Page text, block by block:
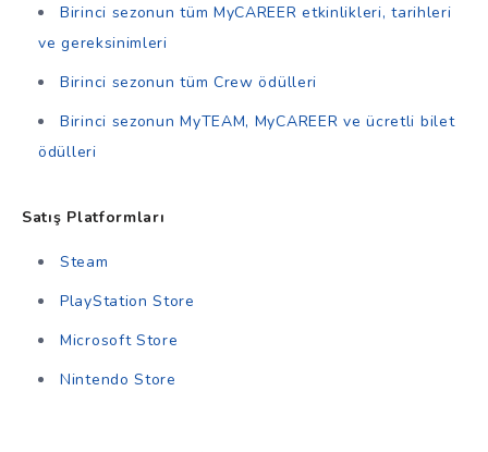
Birinci sezonun tüm MyCAREER etkinlikleri, tarihleri
ve gereksinimleri
Birinci sezonun tüm Crew ödülleri
Birinci sezonun MyTEAM, MyCAREER ve ücretli bilet
ödülleri
Satış Platformları
Steam
PlayStation Store
Microsoft Store
Nintendo Store